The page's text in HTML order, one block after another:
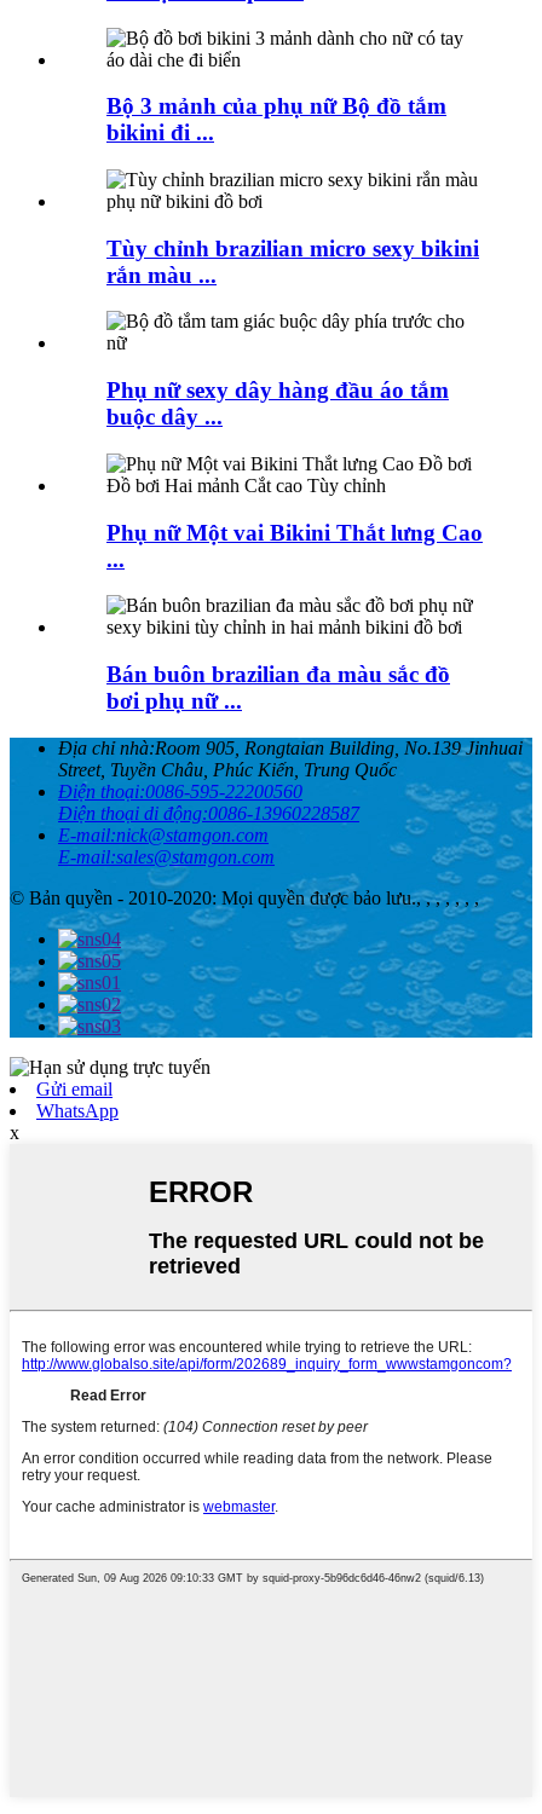
Bộ 3 mảnh của phụ nữ Bộ đồ tắm
bikini đi ...
Tùy chỉnh brazilian micro sexy bikini
rắn màu ...
Phụ nữ sexy dây hàng đầu áo tắm
buộc dây ...
Phụ nữ Một vai Bikini Thắt lưng Cao
...
Bán buôn brazilian đa màu sắc đồ
bơi phụ nữ ...
Địa chỉ nhà:Room 905, Rongtaian Building, No.139 Jinhuai
Street, Tuyền Châu, Phúc Kiến, Trung Quốc
Điện thoại:0086-595-22200560
Điện thoại di động:0086-13960228587
E-mail:nick@stamgon.com
E-mail:sales@stamgon.com
© Bản quyền - 2010-2020: Mọi quyền được bảo lưu., , , , , , ,
Gửi email
WhatsApp
x